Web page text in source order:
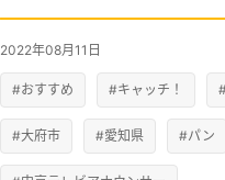
2022年08月11日
#おすすめ #キャッチ！
#大府市 #愛知県 #パン